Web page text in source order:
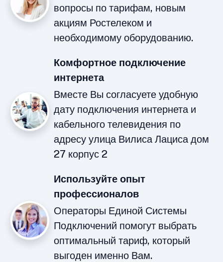
вопросы по тарифам, новым
акциям Ростелеком и
необходимому оборудованию.
Комфортное подключение
интернета
Вместе Вы согласуете удобную
дату подключения интернета и
кабельного телевидения по
адресу улица Вилиса Лациса дом
27 корпус 2
Используйте опыт
профессионалов
Операторы Единой Системы
Подключений помогут выбрать
оптимальный тариф, который
выгоден именно Вам.